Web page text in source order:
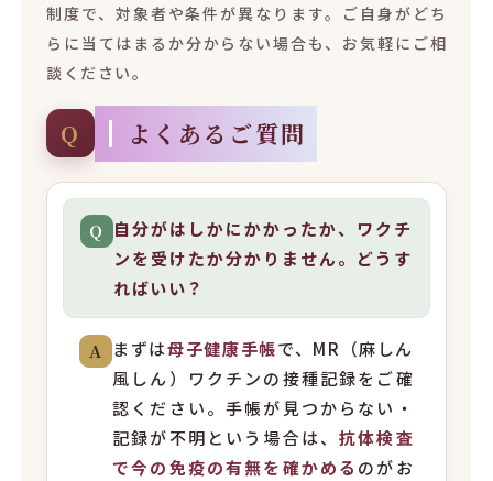
制度で、対象者や条件が異なります。ご自身がどち
らに当てはまるか分からない場合も、お気軽にご相
談ください。
Q よくあるご質問
Q
自分がはしかにかかったか、ワクチ
ンを受けたか分かりません。どうす
ればいい？
A まずは母子健康手帳で、MR（麻しん
風しん）ワクチンの接種記録をご確
認ください。手帳が見つからない・
記録が不明という場合は、 抗体検査
で今の免疫の有無を確かめる のがお